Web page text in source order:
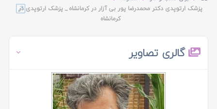
پزشک ارتوپدی دکتر محمدرضا پور بی آزار در کرمانشاه _ پزشک ارتوپدی در
کرمانشاه
گالری تصاویر